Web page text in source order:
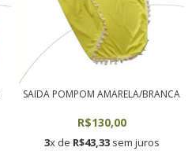
SAIDA POMPOM AMARELA/BRANCA
R$130,00
3x de R$43,33sem juros